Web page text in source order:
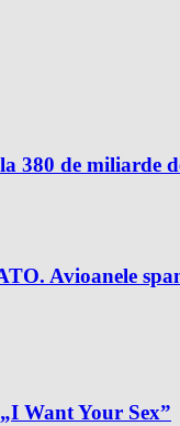
380 de miliarde
Avioanele
Want Your Sex”